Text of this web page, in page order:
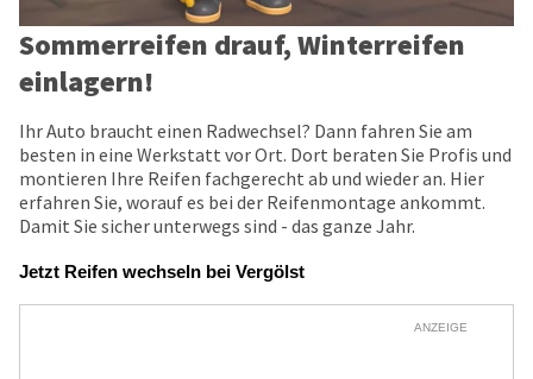
Sommerreifen drauf, Winterreifen
einlagern!
Ihr Auto braucht einen Radwechsel? Dann fahren Sie am
besten in eine Werkstatt vor Ort. Dort beraten Sie Profis und
montieren Ihre Reifen fachgerecht ab und wieder an. Hier
erfahren Sie, worauf es bei der Reifenmontage ankommt.
Damit Sie sicher unterwegs sind - das ganze Jahr.
Jetzt Reifen wechseln bei Vergölst
ANZEIGE